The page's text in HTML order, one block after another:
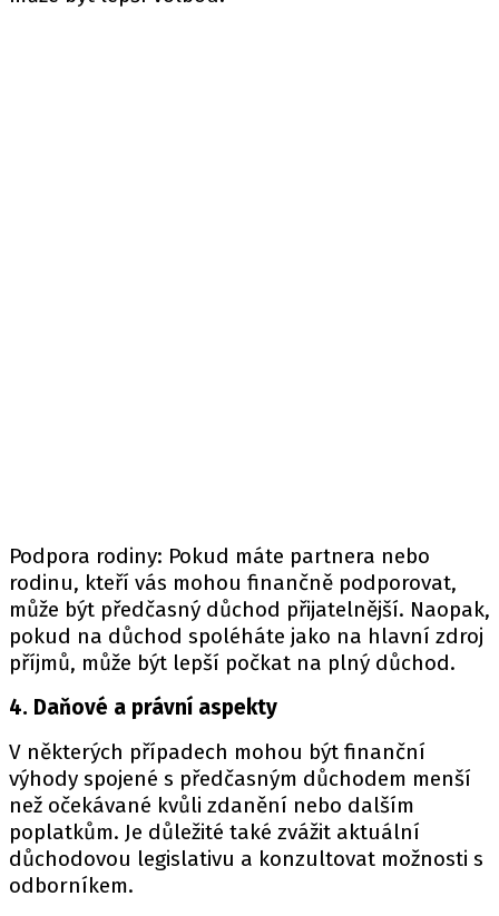
Podpora rodiny: Pokud máte partnera nebo
rodinu, kteří vás mohou finančně podporovat,
může být předčasný důchod přijatelnější. Naopak,
pokud na důchod spoléháte jako na hlavní zdroj
příjmů, může být lepší počkat na plný důchod.
4. Daňové a právní aspekty
V některých případech mohou být finanční
výhody spojené s předčasným důchodem menší
než očekávané kvůli zdanění nebo dalším
poplatkům. Je důležité také zvážit aktuální
důchodovou legislativu a konzultovat možnosti s
odborníkem.